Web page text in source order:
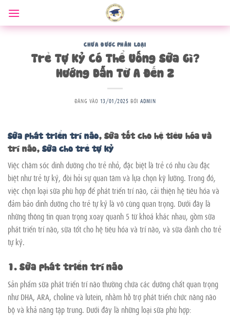
qua
nội
CHƯA ĐƯỢC PHÂN LOẠI
Trẻ Tự Kỷ Có Thể Uống Sữa Gì?
Hướng Dẫn Từ A Đến Z
ĐĂNG VÀO 13/01/2025 BỞIADMIN
Sữa phát triển trí não, Sữa tốt cho hệ tiêu hóa và
trí não, Sữa cho trẻ tự kỷ
Việc chăm sóc dinh dưỡng cho trẻ nhỏ, đặc biệt là trẻ có nhu cầu đặc
biệt như trẻ tự kỷ, đòi hỏi sự quan tâm và lựa chọn kỹ lưỡng. Trong đó,
việc chọn loại sữa phù hợp để phát triển trí não, cải thiện hệ tiêu hóa và
đảm bảo dinh dưỡng cho trẻ tự kỷ là vô cùng quan trọng. Dưới đây là
những thông tin quan trọng xoay quanh 5 từ khoá khác nhau, gồm sữa
phát triển trí não, sữa tốt cho hệ tiêu hóa và trí não, và sữa dành cho trẻ
tự kỷ.
1. Sữa phát triển trí não
Sản phẩm sữa phát triển trí não thường chứa các dưỡng chất quan trọng
như DHA, ARA, choline và lutein, nhằm hỗ trợ phát triển chức năng não
bộ và khả năng tập trung. Dưới đây là những loại sữa phù hợp: